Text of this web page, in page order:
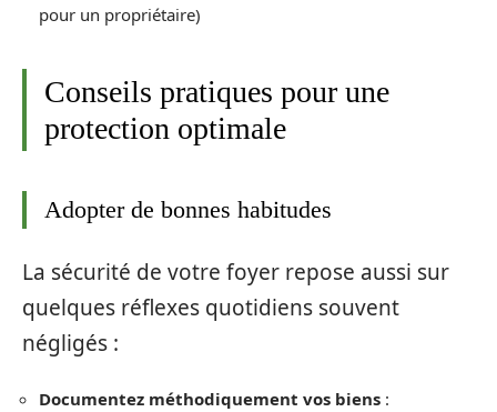
pour un propriétaire)
Conseils pratiques pour une
protection optimale
Adopter de bonnes habitudes
La sécurité de votre foyer repose aussi sur
quelques réflexes quotidiens souvent
négligés :
Documentez méthodiquement vos biens :